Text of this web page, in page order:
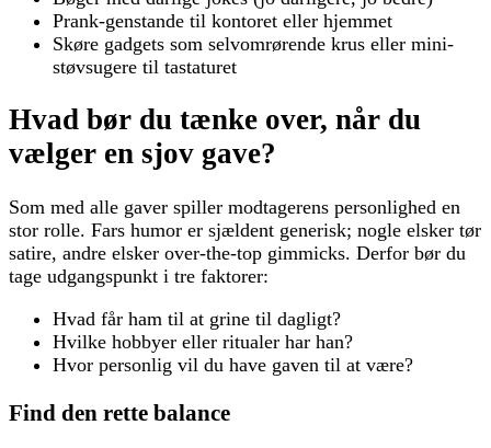
Prank-genstande til kontoret eller hjemmet
Skøre gadgets som selvomrørende krus eller mini-
støvsugere til tastaturet
Hvad bør du tænke over, når du
vælger en sjov gave?
Som med alle gaver spiller modtagerens personlighed en
stor rolle. Fars humor er sjældent generisk; nogle elsker tør
satire, andre elsker over-the-top gimmicks. Derfor bør du
tage udgangspunkt i tre faktorer:
Hvad får ham til at grine til dagligt?
Hvilke hobbyer eller ritualer har han?
Hvor personlig vil du have gaven til at være?
Find den rette balance